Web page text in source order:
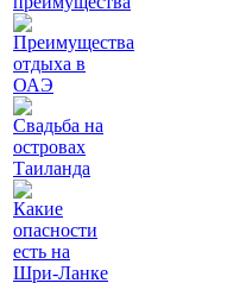
Преимущества
отдыха в
ОАЭ
Свадьба на
островах
Таиланда
Какие
опасности
есть на
Шри-Ланке